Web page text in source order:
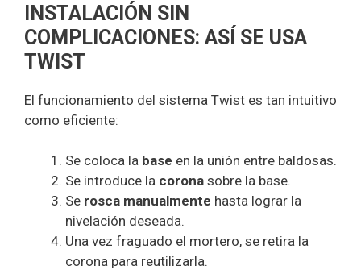
INSTALACIÓN SIN
COMPLICACIONES: ASÍ SE USA
TWIST
El funcionamiento del sistema Twist es tan intuitivo
como eficiente:
Se coloca la base en la unión entre baldosas.
Se introduce la corona sobre la base.
Se rosca manualmente hasta lograr la
nivelación deseada.
Una vez fraguado el mortero, se retira la
corona para reutilizarla.